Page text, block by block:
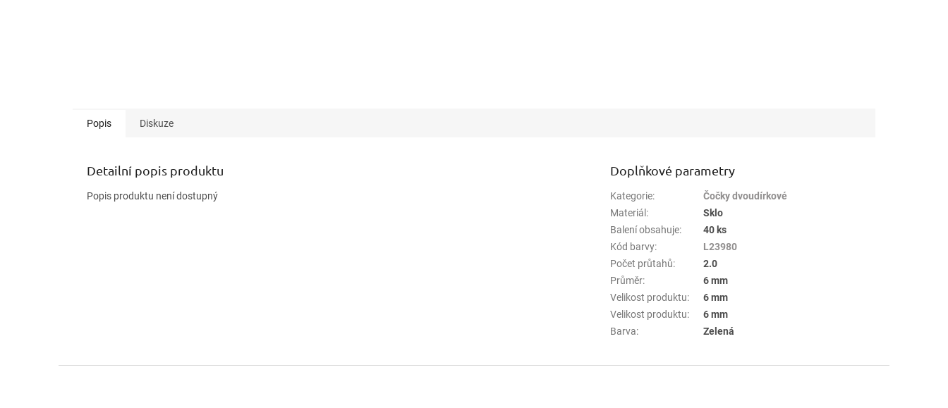
Popis Diskuze
Detailní popis produktu
Popis produktu není dostupný
Doplňkové parametry
Kategorie:
Čočky dvoudírkové
Materiál :
Sklo
Balení obsahuje:
40 ks
Kód barvy:
L23980
Počet průtahů:
2.0
Průměr:
6 mm
Velikost produktu:
6 mm
Velikost produktu:
6 mm
Barva: Zelená